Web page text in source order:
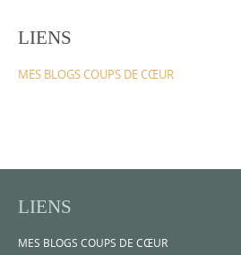
LIENS
MES BLOGS COUPS DE CŒUR
LIENS
MES BLOGS COUPS DE CŒUR